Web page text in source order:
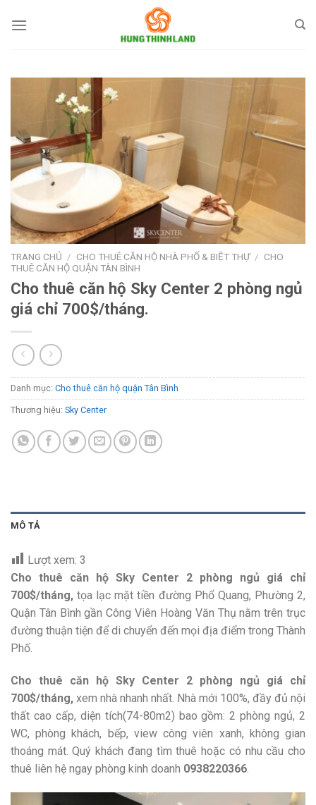
qua
TRANG CHỦ / CHO THUÊ CĂN HỘ NHÀ PHỐ & BIỆT THỰ / CHO
THUÊ CĂN HỘ QUẬN TÂN BÌNH
Cho thuê căn hộ Sky Center 2 phòng ngủ
giá chỉ 700$/tháng.
Danh mục: Cho thuê căn hộ quận Tân Bình
Thương hiệu: Sky Center
MÔ TẢ
Lượt xem: 3
Cho thuê căn hộ Sky Center 2 phòng ngủ giá chỉ
700$/tháng,tọa lạc mặt tiền đường Phổ Quang, Phường 2,
Quận Tân Bình gần Công Viên Hoàng Văn Thụ nằm trên trục
đường thuận tiện để di chuyển đến mọi địa điểm trong Thành
Phố.
Cho thuê căn hộ Sky Center 2 phòng ngủ giá chỉ
700$/tháng, xem nhà nhanh nhất. Nhà mới 100%, đầy đủ nội
thất cao cấp, diện tích(74-80m2) bao gồm: 2 phòng ngủ, 2
WC, phòng khách, bếp, view công viên xanh, không gian
thoáng mát. Quý khách đang tìm thuê hoặc có nhu cầu cho
thuê liên hệ ngay phòng kinh doanh 0938220366.